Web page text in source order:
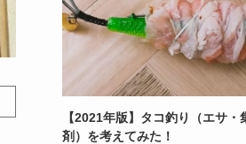
【2021年版】タコ釣り（エサ・
剤）を考えてみた！